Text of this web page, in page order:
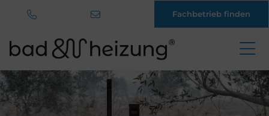
Direkt
zum
Inhalt
Fachbetrieb finden